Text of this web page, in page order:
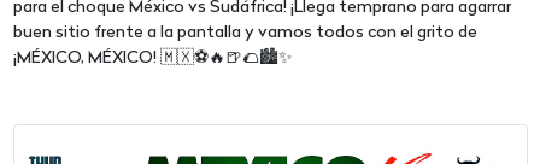
para el choque México vs Sudáfrica! ¡Llega temprano para agarrar
buen sitio frente a la pantalla y vamos todos con el grito de
¡MÉXICO, MÉXICO! 🇲🇽⚽🔥🍺🌮🏙️✨